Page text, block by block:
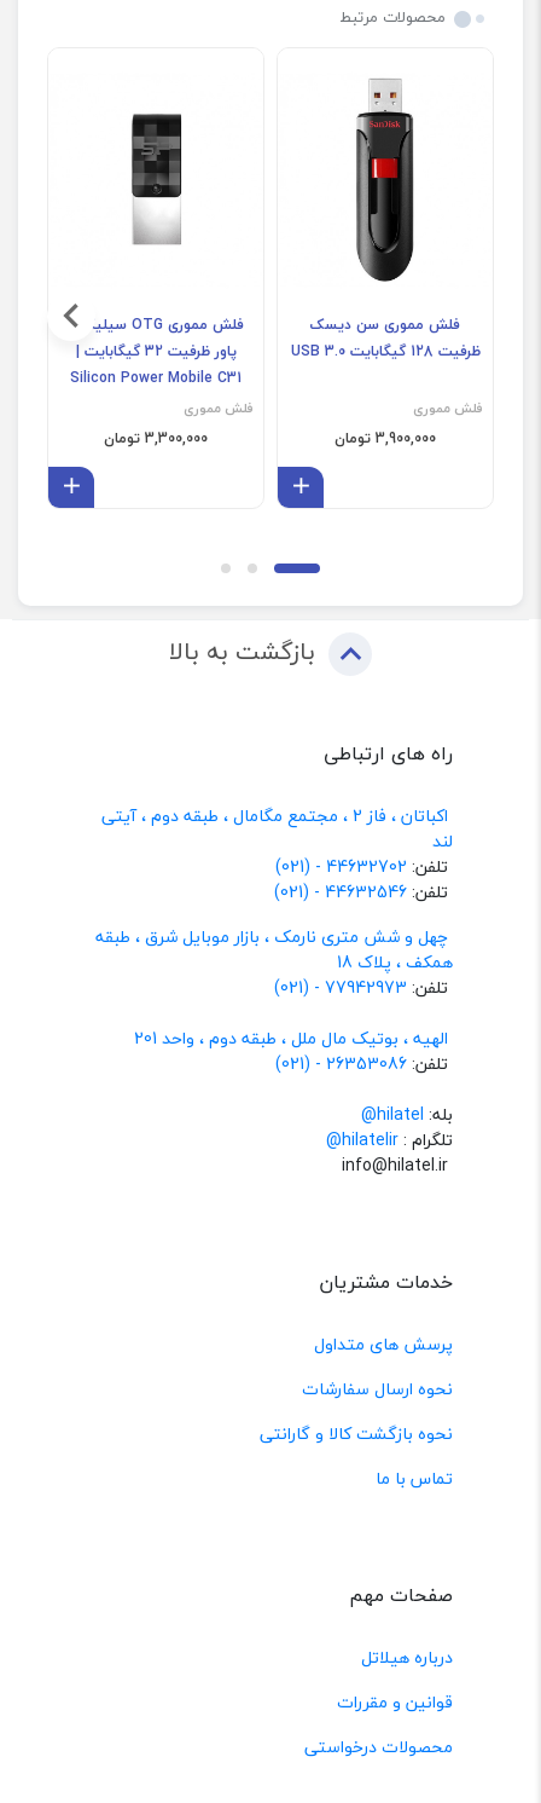
محصولات مرتبط
فلش مموری سن دیسک
ظرفیت 128 گیگابایت USB 3.0
فلش مموری
3,900,000 تومان
فلش مموری OTG سیلیکون
پاور ظرفیت 32 گیگابایت |
Silicon Power Mobile C31
فلش مموری
3,300,000 تومان
بازگشت به بالا
راه های ارتباطی
اکباتان ، فاز 2 ، مجتمع مگامال ، طبقه دوم ، آیتی
لند
تلفن: 44632702 - (021)
تلفن:44632546 - (021)
چهل و شش متری نارمک ، بازار موبایل شرق ، طبقه
همکف ، پلاک 18
تلفن: 77942973 - (021)
الهیه ، بوتیک مال ملل ، طبقه دوم ، واحد 201
تلفن:26353086 - (021)
بله: hilatel@
تلگرام :@hilatelir
خدمات مشتریان
پرسش های متداول
نحوه ارسال سفارشات
نحوه بازگشت کالا و گارانتی
تماس با ما
صفحات مهم
درباره هیلاتل
قوانین و مقررات
محصولات درخواستی